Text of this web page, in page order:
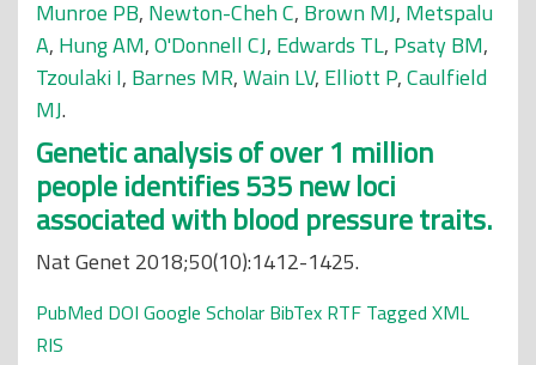
Munroe PB, Newton-Cheh C, Brown MJ, Metspalu
A, Hung AM,O'Donnell CJ, Edwards TL, Psaty BM,
Tzoulaki I, Barnes MR,Wain LV, Elliott P,Caulfield
MJ.
Genetic analysis of over 1 million
people identifies 535 new loci
associated with blood pressure traits.
Nat Genet 2018;50(10):1412-1425.
PubMed DOI Google Scholar BibTex RTF Tagged XML
RIS